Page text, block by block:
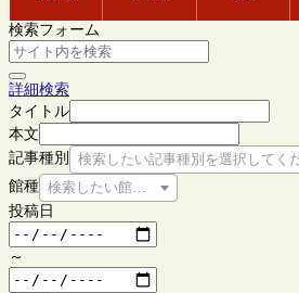
検索フォーム
詳細検索
タイトル
本文
記事種別
検索したい記事種別を選択してく
館種 検索したい館種を選択してください
投稿日
～